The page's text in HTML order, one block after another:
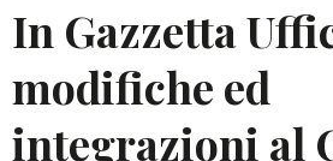
In Gazzetta
modifiche ed
integrazioni al